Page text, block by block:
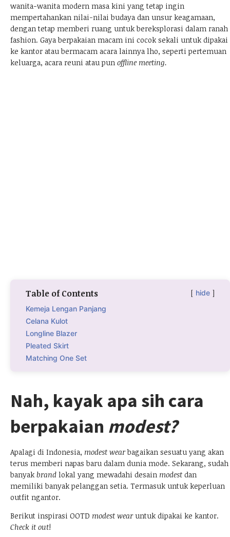
wanita-wanita modern masa kini yang tetap ingin
mempertahankan nilai-nilai budaya dan unsur keagamaan,
dengan tetap memberi ruang untuk bereksplorasi dalam ranah
fashion. Gaya berpakaian macam ini cocok sekali untuk dipakai
ke kantor atau bermacam acara lainnya lho, seperti pertemuan
keluarga, acara reuni atau pun offline meeting.
Table of Contents
hide
Kemeja Lengan Panjang
Celana Kulot
Longline Blazer
Pleated Skirt
Matching One Set
Nah, kayak apa sih cara
berpakaian modest?
Apalagi di Indonesia, modest wearbagaikan sesuatu yang akan
terus memberi napas baru dalam dunia mode. Sekarang, sudah
banyak brand lokal yang mewadahi desain modestdan
memiliki banyak pelanggan setia. Termasuk untuk keperluan
outfit ngantor.
Berikut inspirasi OOTD modest wearuntuk dipakai ke kantor.
Check it out!